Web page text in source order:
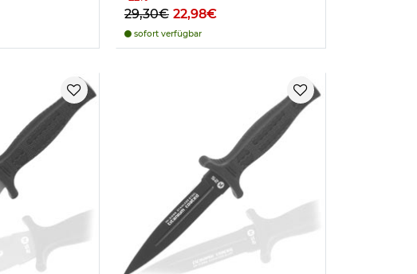
29,30€ 22,98€
sofort verfügbar